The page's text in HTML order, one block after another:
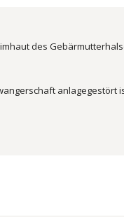
des
anlagegestört